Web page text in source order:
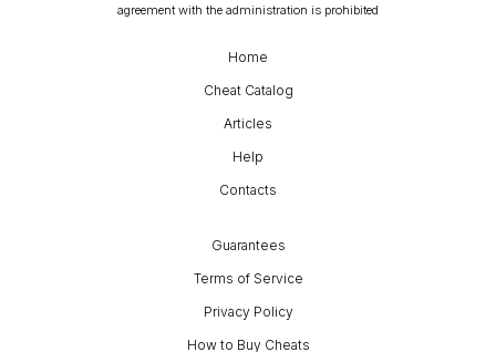
agreement with the administration is prohibited
Home
Cheat Catalog
Articles
Help
Contacts
Guarantees
Terms of Service
Privacy Policy
How to Buy Cheats